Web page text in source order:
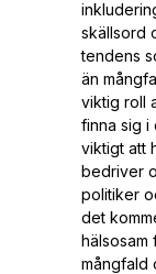
skällsord
tendens
än
viktig roll
finna sig i
viktigt att
bedriver
politiker
det
hälsosam
mångfald